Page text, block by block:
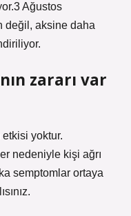
Ağustos
değil, aksine daha
zararı var
yoktur.
nedeniyle kişi ağrı
semptomlar ortaya